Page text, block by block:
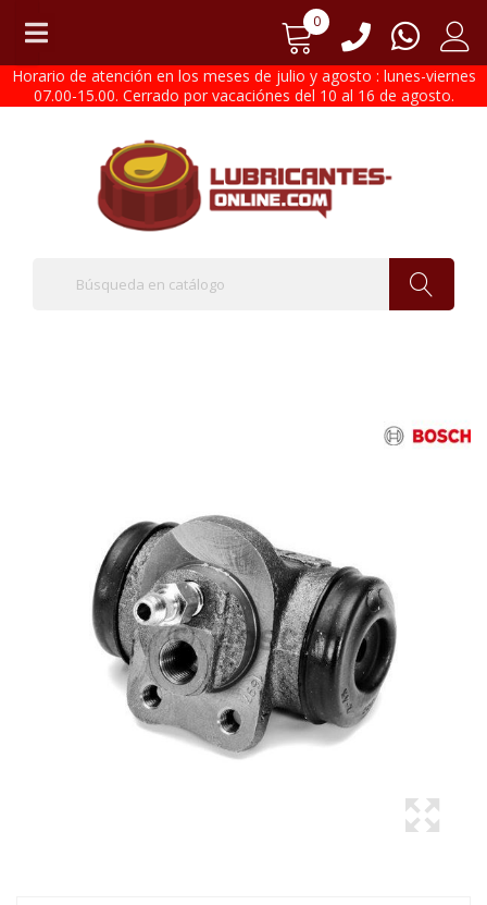
0
Horario de atención en los meses de julio y agosto : lunes-viernes
07.00-15.00. Cerrado por vacaciónes del 10 al 16 de agosto.